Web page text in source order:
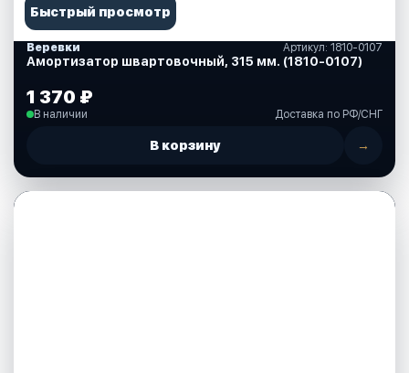
Быстрый просмотр
Веревки Артикул: 1810-0107
Амортизатор швартовочный, 315 мм. (1810-0107)
1 370 ₽
В наличии Доставка по РФ/СНГ
В корзину →